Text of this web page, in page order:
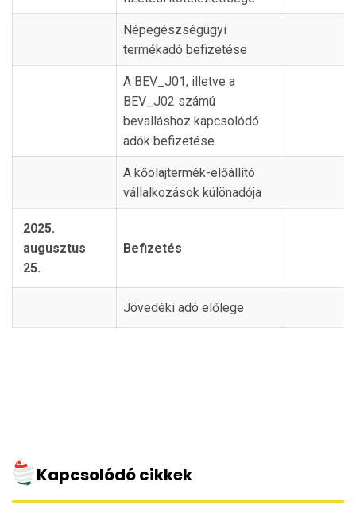
Népegészségügyi
termékadó befizetése
A BEV_J01, illetve a
BEV_J02 számú
bevalláshoz kapcsolódó
adók befizetése
A kőolajtermék-előállító
vállalkozások különadója
2025.
augusztus
25.
Befizetés
Jövedéki adó előlege
Kapcsolódó cikkek